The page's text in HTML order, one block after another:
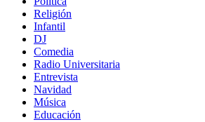
Religión
Infantil
DJ
Comedia
Radio Universitaria
Entrevista
Navidad
Música
Educación